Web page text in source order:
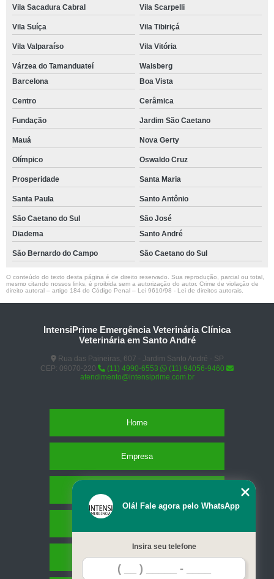
Vila Sacadura Cabral Vila Scarpelli
Vila Suíça Vila Tibiriçá
Vila Valparaíso Vila Vitória
Várzea do Tamanduateí
Waisberg
Barcelona
Boa Vista
Centro Cerâmica
Fundação Jardim São Caetano
Mauá Nova Gerty
Olímpico Oswaldo Cruz
Prosperidade Santa Maria
Santa Paula Santo Antônio
São Caetano do Sul
São José
Diadema
Santo André
São Bernardo do Campo São Caetano do Sul
O conteúdo do texto desta página é de direito reservado. Sua reprodução, parcial ou total,
mesmo citando nossos links, é proibida sem a autorização do autor. Crime de violação de
direito autoral – artigo 184 do Código Penal – Lei 9610/98 - Lei de direitos autorais
IntensiPrime Emergência Veterinária Clínica
Veterinária em Santo André
Rua das Paineiras, 607 - Jardim Santo André - SP
CEP: 09070-220
(11) 4990-6553
(11) 94056-9460
atendimento@intensiprime.com.br
Home
Empresa
Contato
Olá! Fale agora pelo WhatsApp
Insira seu telefone